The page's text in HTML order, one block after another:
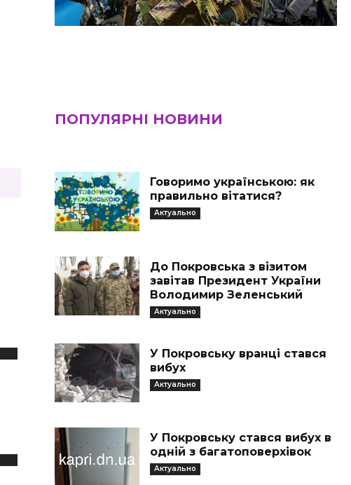
ПОПУЛЯРНІ НОВИНИ
Говоримо українською: як
правильно вітатися?
Актуально
До Покровська з візитом
завітав Президент України
Володимир Зеленський
Актуально
У Покровську вранці стався
вибух
Актуально
У Покровську стався вибух в
одній з багатоповерхівок
Актуально